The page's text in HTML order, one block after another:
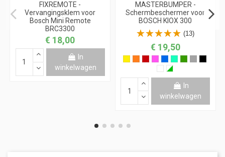
FIXREMOTE -
Vervangingsklem voor
Bosch Mini Remote
BRC3300
€ 18,00
In
winkelwagen
MASTERBUMPER -
Schermbeschermer voor
BOSCH KIOX 300
(13)
€ 19,50
In
winkelwagen